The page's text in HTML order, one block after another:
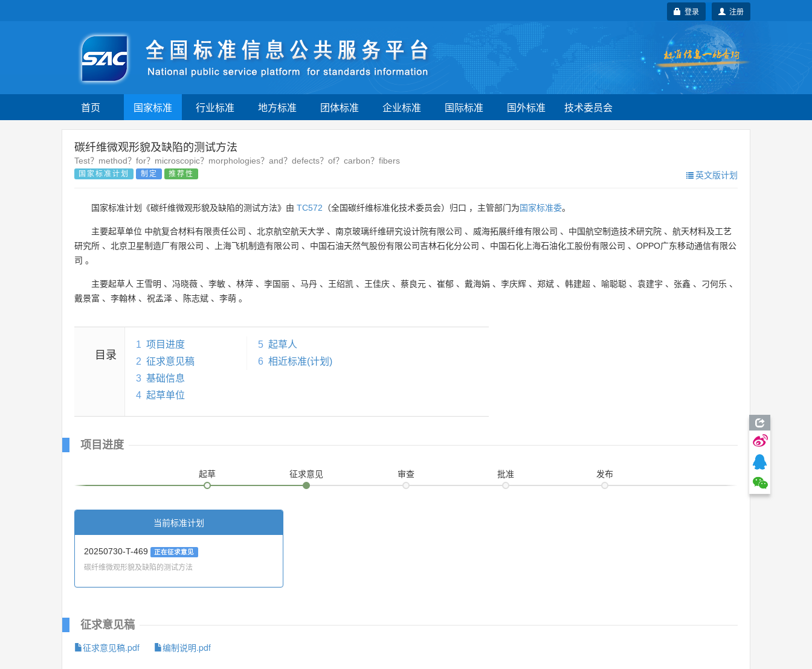
注册
登录
首页 国家标准 行业标准 地方标准 团体标准 企业标准 国际标准 国外标准 技术委员会
碳纤维微观形貌及缺陷的测试方法
Test？method？for？microscopic？morphologies？and？defects？of？carbon？fibers
国家标准计划 制定 推荐性 英文版计划
国家标准计划《碳纤维微观形貌及缺陷的测试方法》由 TC572 （全国碳纤维标准化技术委员会）归口 ，主管部门为国家标准委。
主要起草单位 中航复合材料有限责任公司 、 北京航空航天大学 、 南京玻璃纤维研究设计院有限公司 、 威海拓展纤维有限公司 、 中国航空制造技术研究院 、 航天材料及工艺
研究所 、 北京卫星制造厂有限公司 、 上海飞机制造有限公司 、 中国石油天然气股份有限公司吉林石化分公司 、 中国石化上海石油化工股份有限公司 、 OPPO广东移动通信有限公
司 。
主要起草人 王雪明 、 冯晓薇 、 李敏 、 林萍 、 李国丽 、 马丹 、 王绍凯 、 王佳庆 、 蔡良元 、 崔郁 、 戴海娟 、 李庆辉 、 郑斌 、 韩建超 、 喻聪聪 、 袁建宇 、 张鑫 、 刁何乐 、
戴景富 、 李翰林 、 祝孟泽 、 陈志斌 、 李萌 。
目录
1 项目进度
2 征求意见稿
3 基础信息
4 起草单位
5 起草人
6 相近标准(计划)
项目进度
起草 征求意见 审查 批准 发布
当前标准计划
20250730-T-469 正在征求意见
碳纤维微观形貌及缺陷的测试方法
征求意见稿
征求意见稿.pdf
编制说明.pdf